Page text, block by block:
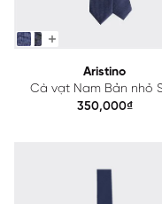
Aristino
Cà vạt Nam Bản nhỏ
5/3.8cm Aristino
350,000₫